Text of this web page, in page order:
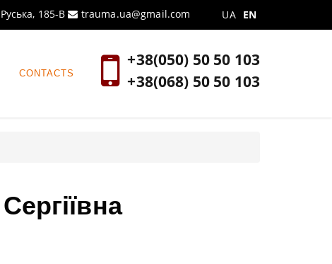
UA EN
185-В trauma.ua@gmail.com
CONTACTS
+38(050) 50 50 103
+38(068) 50 50 103